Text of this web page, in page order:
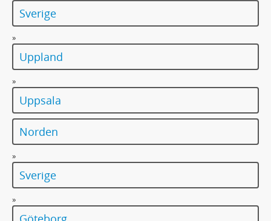
Sverige
»
Uppland
»
Uppsala
Norden
»
Sverige
»